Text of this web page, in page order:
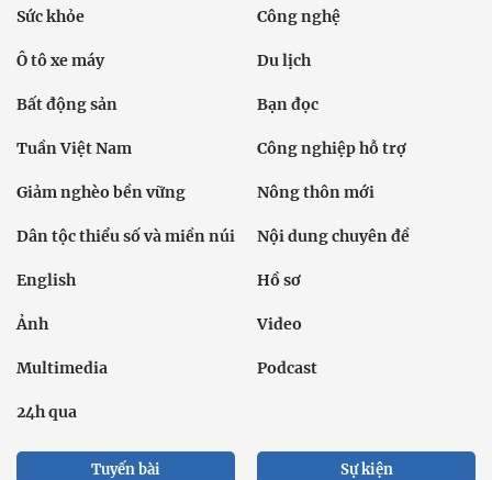
Sức khỏe Công nghệ
Ô tô xe máy Du lịch
Bất động sản Bạn đọc
Tuần Việt Nam Công nghiệp hỗ trợ
Giảm nghèo bền vững Nông thôn mới
Dân tộc thiểu số và miền núi Nội dung chuyên đề
English Hồ sơ
Ảnh Video
Multimedia Podcast
24h qua
Tuyến bài Sự kiện